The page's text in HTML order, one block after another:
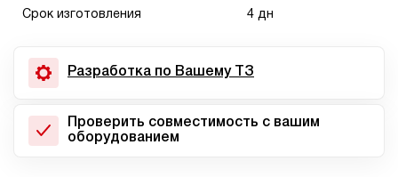
Срок изготовления 4 дн
Разработка по Вашему ТЗ
Проверить совместимость с вашим
оборудованием